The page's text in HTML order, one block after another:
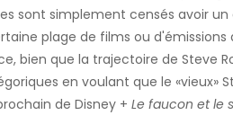
sont simplement censés avoir
plage de films ou
bien que la trajectoire de Steve
en voulant que le «vieux»
de Disney + Le faucon et le